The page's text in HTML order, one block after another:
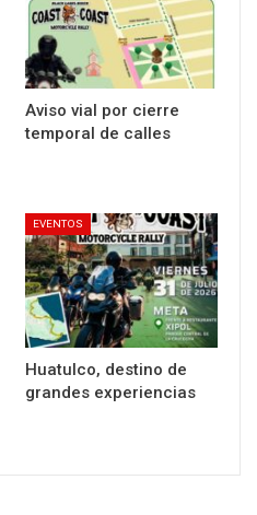
Aviso vial por cierre
temporal de calles
EVENTOS
Huatulco, destino de
grandes experiencias